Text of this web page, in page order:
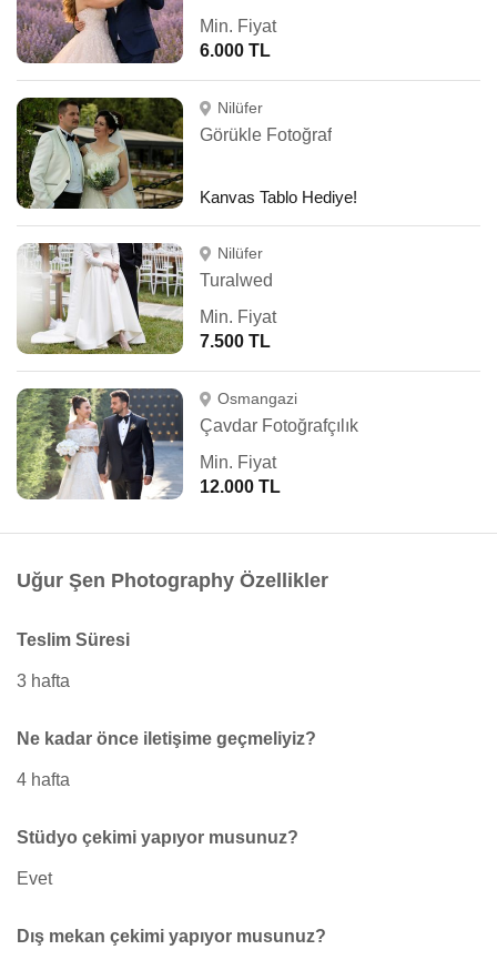
Min. Fiyat
6.000 TL
Nilüfer
Görükle Fotoğraf
Kanvas Tablo Hediye!
Nilüfer
Turalwed
Min. Fiyat
7.500 TL
Osmangazi
Çavdar Fotoğrafçılık
Min. Fiyat
12.000 TL
Uğur Şen Photography Özellikler
Teslim Süresi
3 hafta
Ne kadar önce iletişime geçmeliyiz?
4 hafta
Stüdyo çekimi yapıyor musunuz?
Evet
Dış mekan çekimi yapıyor musunuz?